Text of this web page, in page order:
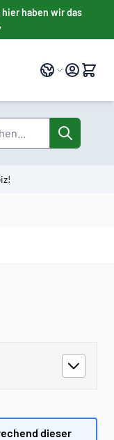
hier haben wir das
Sprache
dieser